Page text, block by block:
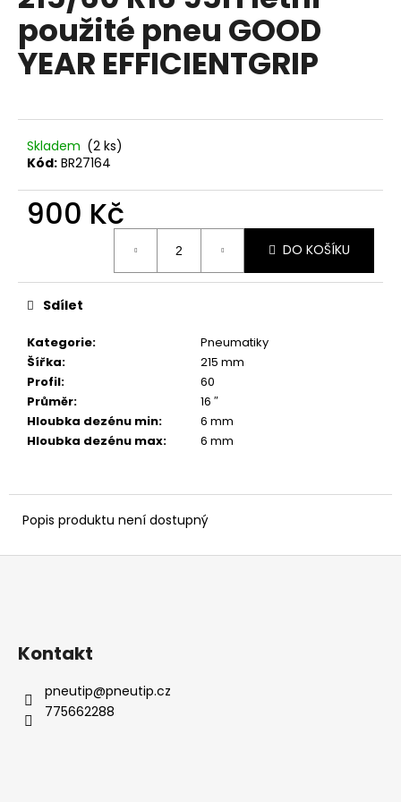
5
hvězdiček.
použité pneu GOOD
YEAR EFFICIENTGRIP
Skladem (2 ks)
Kód: BR27164
900 Kč
DO KOŠÍKU
Kategorie:
Pneumatiky
Šířka:
215 mm
Profil:
60
Průměr:
16 ″
Hloubka dezénu min:
6 mm
Hloubka dezénu max: 6 mm
Sdílet
Popis produktu není dostupný
a
j
í
?
D
o
o
u
č
u
e
Z
Kontakt
pneutip@pneutip.cz
775662288